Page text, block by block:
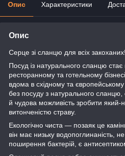
Опис Характеристики
Опис
Серце зі сланцю для всіх закоханих!
Посуд із натурального сланцю
ресторанному та готельному
вдома в східному та
без посуду з натурального сланцю,
й чудова можливість зробити який-
витонченістю страву.
Екологічно чиста — позаяк це
він має низьку водопоглинаність,
поширення бактерій, є